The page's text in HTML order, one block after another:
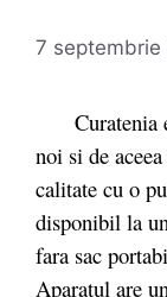
7 septembrie
Curatenia
noi si de
calitate cu o
disponibil la
fara sac
Aparatul are